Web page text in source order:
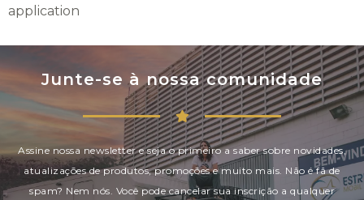
application
Junte-se à nossa comunidade
Assine nossa newsletter e seja o primeiro a saber sobre novidades,
atualizações de produtos, promoções e muito mais. Não é fã de
spam? Nem nós. Você pode cancelar sua inscrição a qualquer